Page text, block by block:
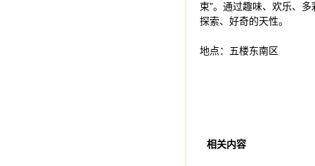
束"。通过趣味、欢乐、
地点：五楼东南区
相关内容